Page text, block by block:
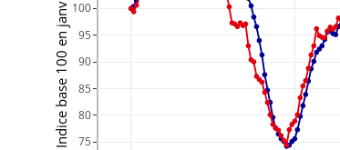
75
80
85
90
95
100
Indice base 100 en janvier 2005